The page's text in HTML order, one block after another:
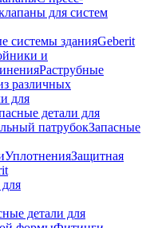
для систем
системы зданияGeberit
и
Раструбные
различных
для
детали для
патрубокЗапасные
УплотненияЗащитная
детали для